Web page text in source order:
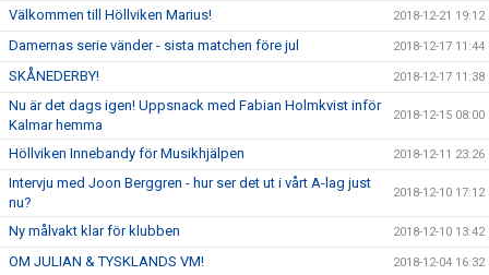
Välkommen till Höllviken Marius! 2018-12-21 19:12
Damernas serie vänder - sista matchen före jul 2018-12-17 11:44
SKÅNEDERBY! 2018-12-17 11:38
Nu är det dags igen! Uppsnack med Fabian Holmkvist inför
Kalmar hemma
2018-12-15 08:00
Höllviken Innebandy för Musikhjälpen 2018-12-11 23:26
Intervju med Joon Berggren - hur ser det ut i vårt A-lag just
nu?
2018-12-10 17:12
Ny målvakt klar för klubben 2018-12-10 13:42
OM JULIAN & TYSKLANDS VM! 2018-12-04 16:32